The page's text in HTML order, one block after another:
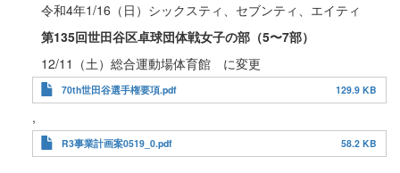
令和4年1/16（日）シックスティ、セブンティ、エイティ
第135回世田谷区卓球団体戦女子の部（5〜7部）
12/11（土）総合運動場体育館 に変更
70th世田谷選手権要項.pdf 129.9 KB
,
R3事業計画案0519_0.pdf 58.2 KB